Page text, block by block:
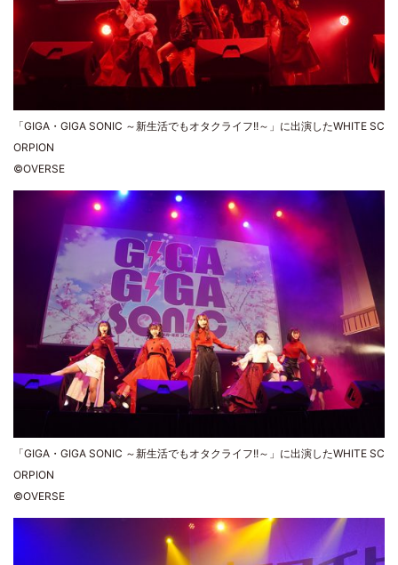
「GIGA・GIGA SONIC ～新生活でもオタクライフ!!～」に出演したWHITE SC
ORPION
©OVERSE
「GIGA・GIGA SONIC ～新生活でもオタクライフ!!～」に出演したWHITE SC
ORPION
©OVERSE